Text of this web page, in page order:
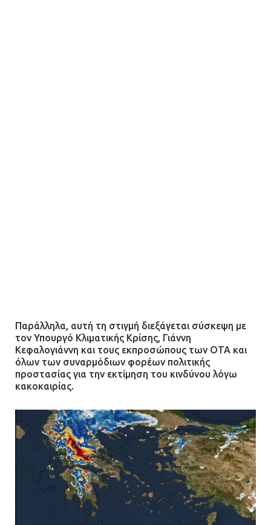
Παράλληλα, αυτή τη στιγμή διεξάγεται σύσκεψη με
τον Υπουργό Κλιματικής Κρίσης, Γιάννη
Κεφαλογιάννη και τους εκπροσώπους των ΟΤΑ και
όλων των συναρμόδιων φορέων πολιτικής
προστασίας για την εκτίμηση του κινδύνου λόγω
κακοκαιρίας.